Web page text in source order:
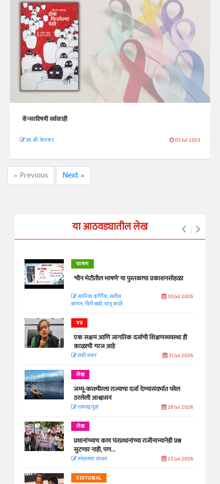
कॅन्सरविषयी सर्वकाही
आ. श्री. केतकर 03 Jul 2023
« Previous Next »
या आठवड्यातील लेख
भाषण
'चीन भेटीतील भाषणे' या पुस्तकाचा प्रकाशनसोहळा
सानिया कर्णिक, सतीश
बागल, नीती बडवे, भानू काळे
30 Jul 2026
पत्र
एक सक्षम आणि जागतिक दर्जाची शिक्षणव्यवस्था ही
काळाची गरज आहे
शशी थरूर 31 Jul 2026
लेख
जम्मू-काश्मीरला राज्याचा दर्जा देण्यासंदर्भात फोल
ठरलेली आश्वासनं
रामचंद्र गुहा 28 Jul 2026
लेख
प्रधानांच्याच काय पंतप्रधानांच्या राजीनाम्यानेही प्रश्न
सुटणार नाही, पण...
स्नेहलता जाधव 23 Jul 2026
EDITORIAL